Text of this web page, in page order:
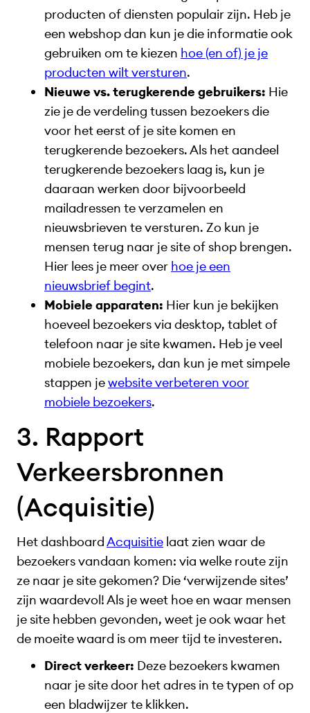
producten of diensten populair zijn. Heb je
een webshop dan kun je die informatie ook
gebruiken om te kiezen hoe (en of) je je
producten wilt versturen.
Nieuwe vs. terugkerende gebruikers: Hie
zie je de verdeling tussen bezoekers die
voor het eerst of je site komen en
terugkerende bezoekers. Als het aandeel
terugkerende bezoekers laag is, kun je
daaraan werken door bijvoorbeeld
mailadressen te verzamelen en
nieuwsbrieven te versturen. Zo kun je
mensen terug naar je site of shop brengen.
Hier lees je meer over hoe je een
nieuwsbrief begint.
Mobiele apparaten: Hier kun je bekijken
hoeveel bezoekers via desktop, tablet of
telefoon naar je site kwamen. Heb je veel
mobiele bezoekers, dan kun je met simpele
stappen jewebsite verbeteren voor
mobiele bezoekers.
3. Rapport
Verkeersbronnen
(Acquisitie)
Het dashboardAcquisitie laat zien waar de
bezoekers vandaan komen: via welke route zijn
ze naar je site gekomen? Die ‘verwijzende sites’
zijn waardevol! Als je weet hoe en waar mensen
je site hebben gevonden, weet je ook waar het
de moeite waard is om meer tijd te investeren.
Direct verkeer: Deze bezoekers kwamen
naar je site door het adres in te typen of op
een bladwijzer te klikken.